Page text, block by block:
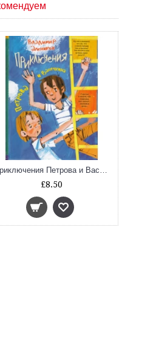
Приключения Петрова и Васечкина
£8.50